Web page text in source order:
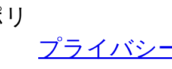
プライバシ